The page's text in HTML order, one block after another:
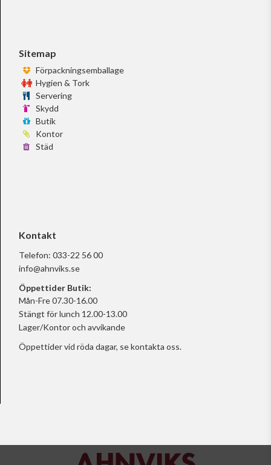
Sitemap
Förpackningsemballage
Hygien & Tork
Servering
Skydd
Butik
Kontor
Städ
Kontakt
Telefon: 033-22 56 00
info@ahnviks.se
Öppettider Butik:
Mån-Fre 07.30-16.00
Stängt för lunch 12.00-13.00
Lager/Kontor och avvikande
Öppettider vid röda dagar, sekontakta oss.